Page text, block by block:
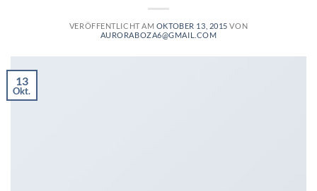
VERÖFFENTLICHT AM OKTOBER 13, 2015 VON
AURORABOZA6@GMAIL.COM
13
Okt.